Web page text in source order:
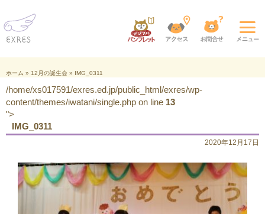
ホーム » 12月の誕生会 » IMG_0311
/home/xs017591/exres.ed.jp/public_html/exres/wp-
content/themes/iwatani/single.php on line 13
">
IMG_0311
2020年12月17日